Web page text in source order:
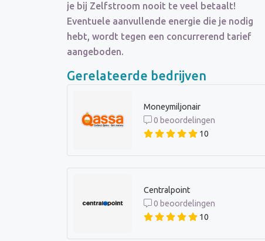
je bij Zelfstroom nooit te veel betaalt!
Eventuele aanvullende energie die je nodig
hebt, wordt tegen een concurrerend tarief
aangeboden.
Gerelateerde bedrijven
Moneymiljonair
0 beoordelingen
10
Centralpoint
0 beoordelingen
10